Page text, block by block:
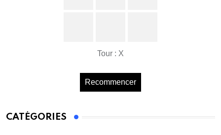
Tour : X
Recommencer
CATÉGORIES